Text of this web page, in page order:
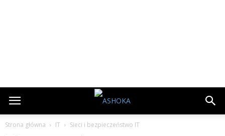
Strona główna IT Sieci i bezpieczeństwo IT